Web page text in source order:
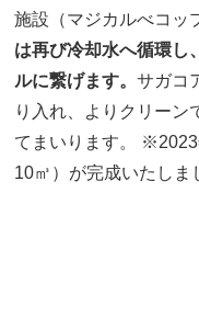
施設（マジカルべコッ
は再び冷却水へ循環し
ルに繋げます。サガコ
り入れ、よりクリーン
てまいります。
10㎥）が完成いたしま